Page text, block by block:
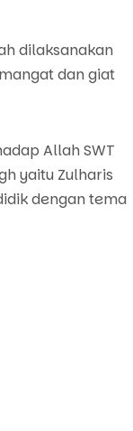
dilaksanakan
dan giat
Allah SWT
yaitu Zulharis
dengan tema